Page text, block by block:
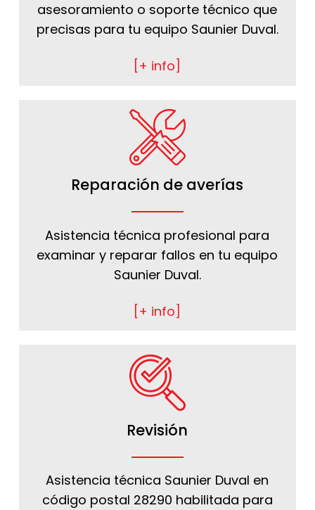
asesoramiento o soporte técnico que
precisas para tu equipo Saunier Duval.
[+ info]
Reparación de averías
Asistencia técnica profesional para
examinar y reparar fallos en tu equipo
Saunier Duval.
[+ info]
Revisión
Asistencia técnica Saunier Duval en
código postal 28290 habilitada para